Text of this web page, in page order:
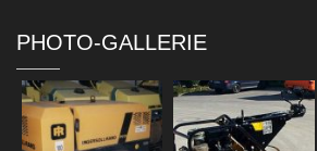
PHOTO-GALLERIE